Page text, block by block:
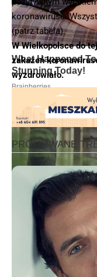
koronawirusa.
(patrz tabela).
W Wielkopolsce do
zakażeń
wyzdrowiało.